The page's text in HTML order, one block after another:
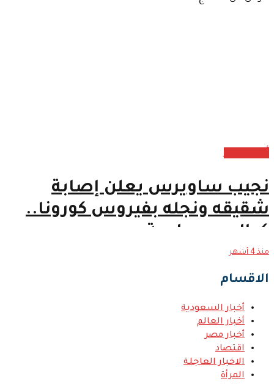
نجيب ساويرس يعلن إصابة
شقيقه ونجله بفيروس كورونا..
كواليس صادمة
منذ 4 أشهر
الاقسام
أخبار السعودية
أخبار العالم
أخبار مصر
اقتصاد
الاخبار العاجلة
المرأة